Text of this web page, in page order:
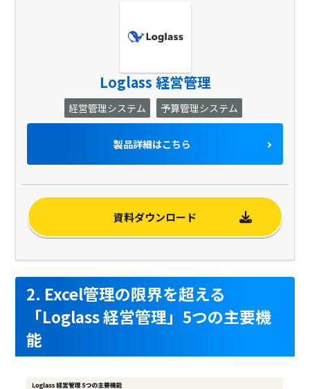
Loglass 経営管理
経営管理システム 予算管理システム
製品詳細はこちら
資料ダウンロード
2. Excel管理の限界を超える
「Loglass 経営管理」5つの主要機
能